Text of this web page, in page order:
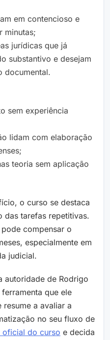
em contencioso e
minutas;
jurídicas que já
substantivo e desejam
documental.
sem experiência
lidam com elaboração
teoria sem aplicação
o curso se destaca
das tarefas repetitivas.
compensar o
especialmente em
judicial.
autoridade de Rodrigo
que ele
resume a avaliar a
no seu fluxo de
oficial do curso e decida